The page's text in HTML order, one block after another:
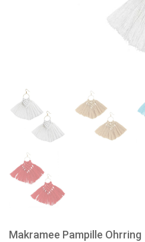
Makramee Pampille Ohrring